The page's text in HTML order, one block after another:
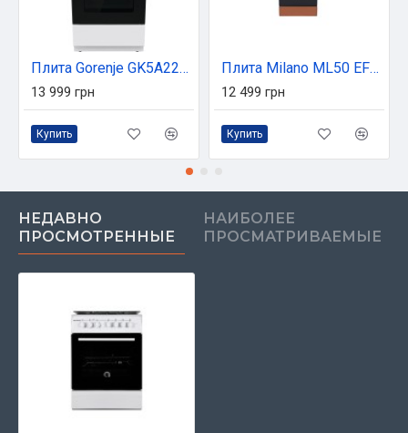
Плита Gorenje GK5A22WH
13 999 грн
Купить
Плита Milano ML50 EF50+коричнева
12 499 грн
Купить
НЕДАВНО
ПРОСМОТРЕННЫЕ
НАИБОЛЕЕ
ПРОСМАТРИВАЕМЫЕ